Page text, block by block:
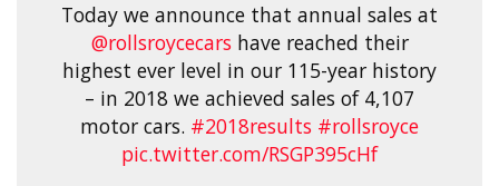
Today we announce that annual sales at
@rollsroycecars have reached their
highest ever level in our 115-year history
– in 2018 we achieved sales of 4,107
motor cars. #2018results #rollsroyce
pic.twitter.com/RSGP395cHf